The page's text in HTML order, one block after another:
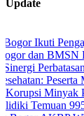
Update
Pengajian Al
Perkuat
Pertamina
995 Senjata